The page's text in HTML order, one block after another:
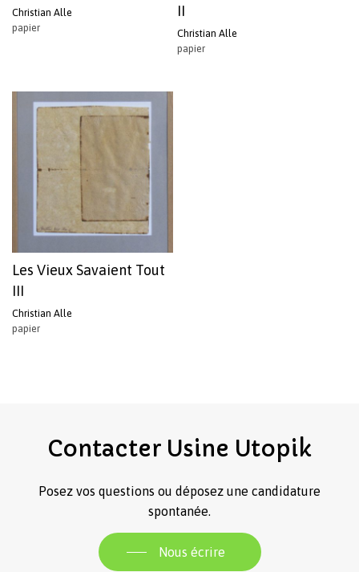
Christian Alle
papier
II
Christian Alle
papier
Les Vieux Savaient Tout
III
Christian Alle
papier
Contacter Usine Utopik
Posez vos questions ou déposez une candidature
spontanée.
Nous écrire